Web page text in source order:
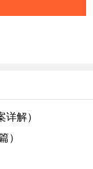
解）
）